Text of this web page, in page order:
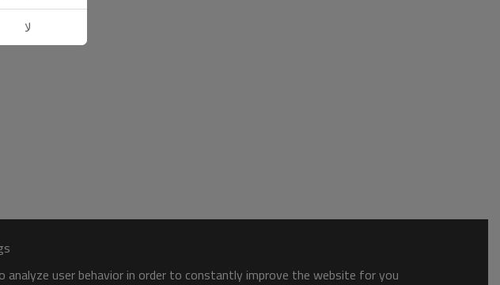
user behavior in order to constantly improve the website for you.
لا